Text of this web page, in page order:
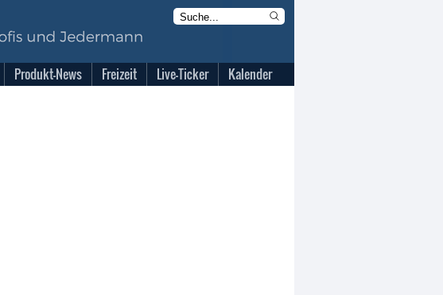
Produkt-News Freizeit Live-Ticker Kalender